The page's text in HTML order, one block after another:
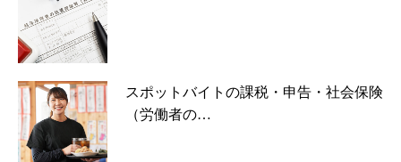
スポットバイトの課税・申告・社会保険
（労働者の…